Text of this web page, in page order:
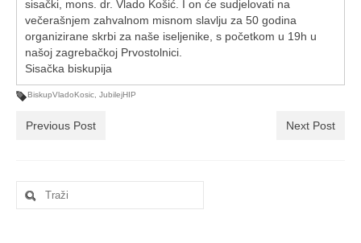
Kontakt
sisački, mons. dr. Vlado Košić. I on će sudjelovati na
večerašnjem zahvalnom misnom slavlju za 50 godina
organizirane skrbi za naše iseljenike, s početkom u 19h u
našoj zagrebačkoj Prvostolnici.
Sisačka biskupija
BiskupVladoKosic JubilejHIP
Previous Post Next Post
Search
for: